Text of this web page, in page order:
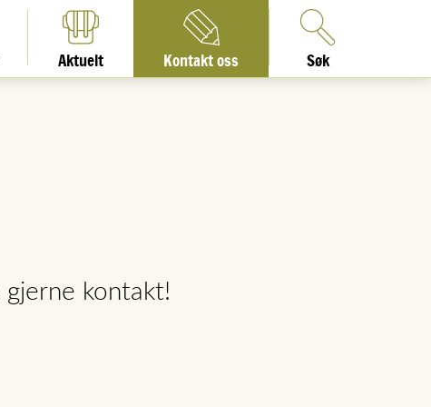
Aktuelt Kontakt oss Søk
kontakt!